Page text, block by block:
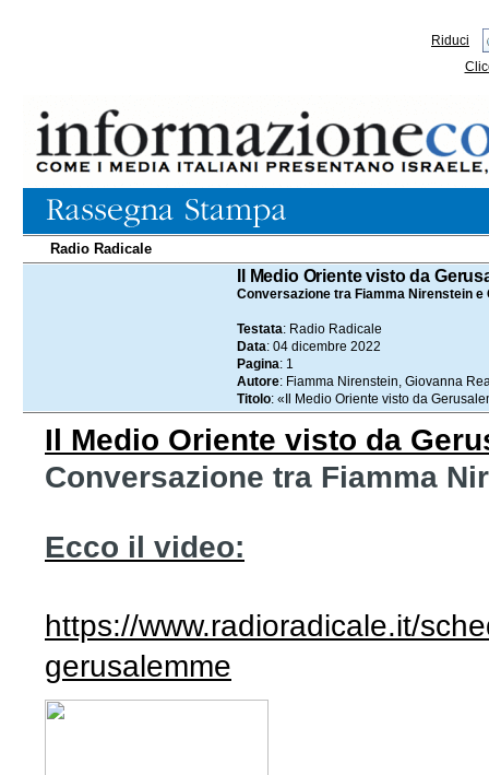
Riduci
Radio Radicale
Il Medio Oriente visto da
Conversazione tra Fiamma Nirenstein e
Testata: Radio Radicale
Data: 04 dicembre 2022
Pagina: 1
Autore: Fiamma Nirenstein, Giovanna
Titolo: «Il Medio Oriente visto da
Il Medio Oriente visto da
Conversazione tra Fiamma
Ecco il video:
https://www.radioradicale.it/
gerusalemme